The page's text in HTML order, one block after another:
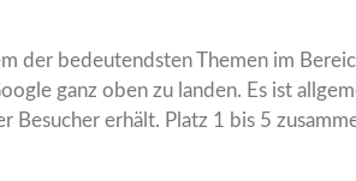
der bedeutendsten Themen im
ganz oben zu landen. Es ist
Besucher erhält. Platz 1 bis 5